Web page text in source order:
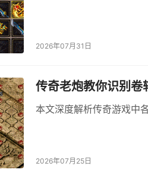
2026年07月31日
传奇老炮教你识别卷
本文深度解析传奇游戏中
2026年07月25日